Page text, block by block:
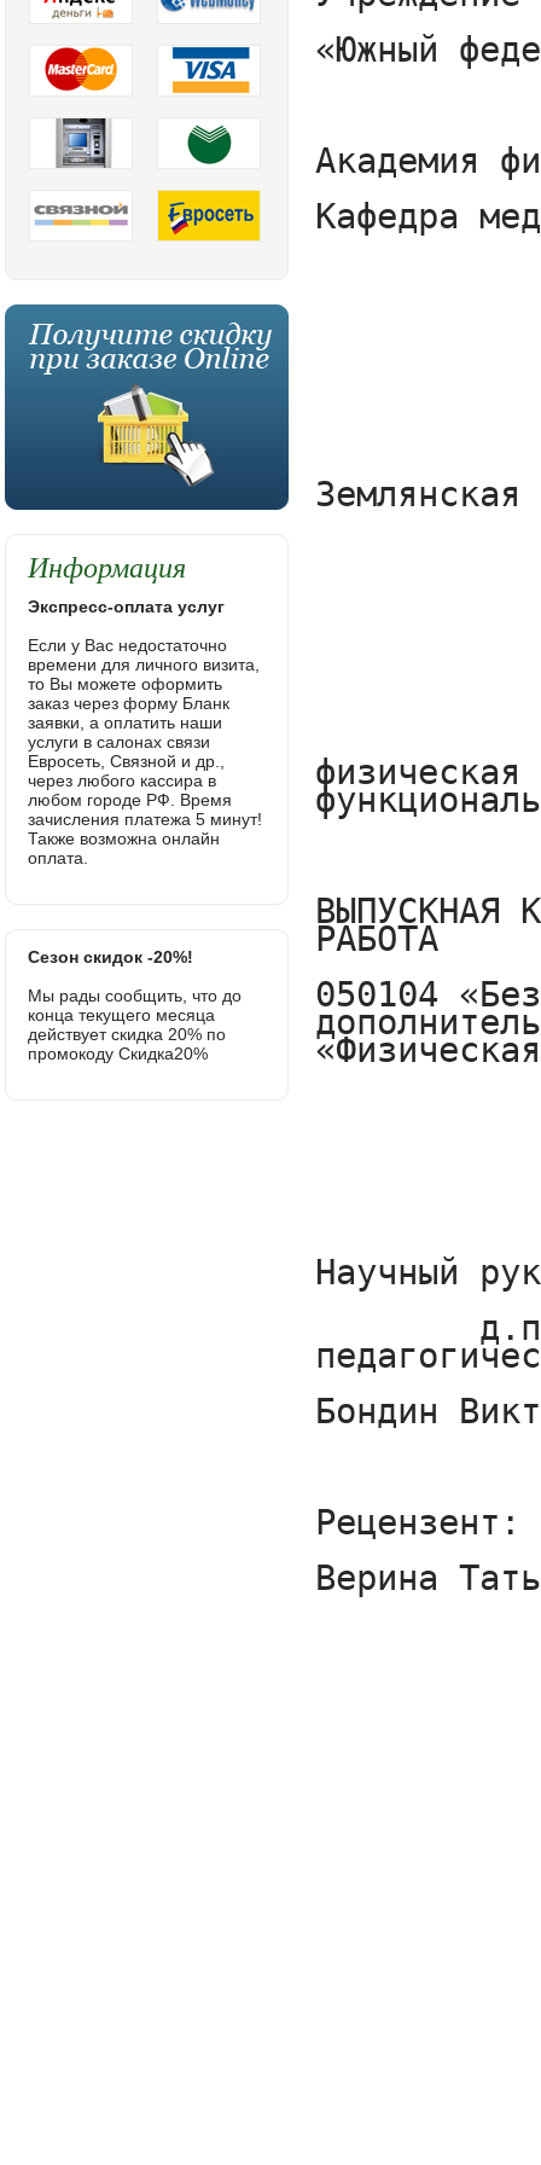
Информация
Экспресс-оплата услуг
Если у Вас недостаточно
времени для личного визита,
то Вы можете оформить
заказ через форму Бланк
заявки, а оплатить наши
услуги в салонах связи
Евросеть, Связной и др.,
через любого кассира в
любом городе РФ. Время
зачисления платежа 5 минут!
Также возможна онлайн
оплата.
Сезон скидок -20%!
Мы рады сообщить, что до
конца текущего месяца
действует скидка 20% по
промокоду Скидка20%